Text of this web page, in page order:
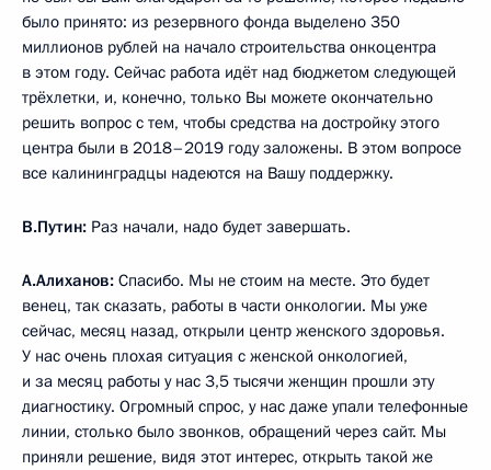
было принято: из резервного фонда выделено 350
миллионов рублей на начало строительства онкоцентра
в этом году. Сейчас работа идёт над бюджетом следующей
трёхлетки, и, конечно, только Вы можете окончательно
решить вопрос с тем, чтобы средства на достройку этого
центра были в 2018–2019 году заложены. В этом вопросе
все калининградцы надеются на Вашу поддержку.
В.Путин: Раз начали, надо будет завершать.
А.Алиханов: Спасибо. Мы не стоим на месте. Это будет
венец, так сказать, работы в части онкологии. Мы уже
сейчас, месяц назад, открыли центр женского здоровья.
У нас очень плохая ситуация с женской онкологией,
и за месяц работы у нас 3,5 тысячи женщин прошли эту
диагностику. Огромный спрос, у нас даже упали телефонные
линии, столько было звонков, обращений через сайт. Мы
приняли решение, видя этот интерес, открыть такой же